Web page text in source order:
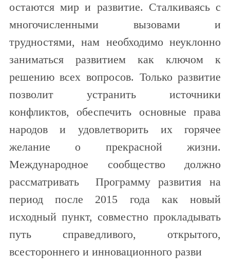
остаются мир и развитие. Сталкиваясь с
многочисленными вызовами и
трудностями, нам необходимо неуклонно
заниматься развитием как ключом к
решению всех вопросов. Только развитие
позволит устранить источники
конфликтов, обеспечить основные права
народов и удовлетворить их горячее
желание о прекрасной жизни.
Международное сообщество должно
рассматривать Программу развития на
период после 2015 года как новый
исходный пункт, совместно прокладывать
путь справедливого, открытого,
всестороннего и инновационного разви